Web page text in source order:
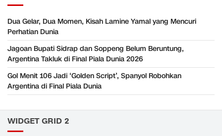
Dua Gelar, Dua Momen, Kisah Lamine Yamal yang Mencuri
Perhatian Dunia
Jagoan Bupati Sidrap dan Soppeng Belum Beruntung,
Argentina Takluk di Final Piala Dunia 2026
Gol Menit 106 Jadi ‘Golden Script’, Spanyol Robohkan
Argentina di Final Piala Dunia
WIDGET GRID 2